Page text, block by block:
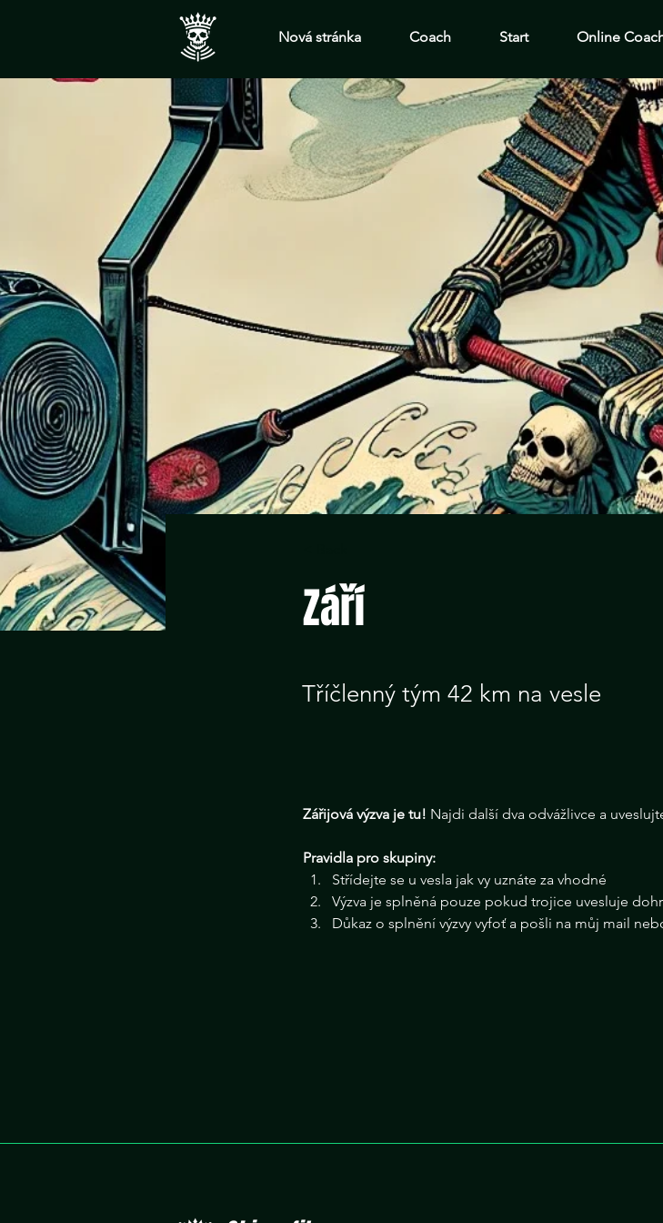
Nová stránka Coach Start Online
Září
Tříčlenný tým 42 km na vesle
Zářijová výzva je tu! Najdi další dva odvážlivce a
Pravidla pro skupiny:
Střídejte se u vesla jak vy uznáte za vhodné
Výzva je splněná pouze pokud trojice uvesluje
Důkaz o splnění výzvy vyfoť a pošli na můj mail